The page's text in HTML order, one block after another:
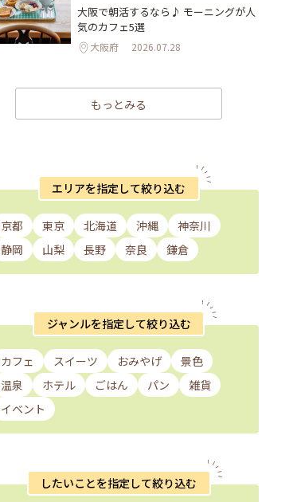
大阪で朝活するなら♪ モーニングが人
気のカフェ5選
大阪府 2026.07.28
もっとみる
エリアを指定して絞り込む
京都 東京 北海道 沖縄
神奈川
静岡
山梨 長野 奈良 鎌倉
ジャンルを指定して絞り込む
カフェ スイーツ おみやげ
景色
温泉
ホテル ごはん パン
雑貨
イベント
したいことを指定して絞り込む